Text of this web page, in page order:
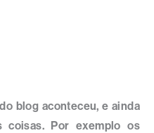
blog aconteceu, e ainda
coisas. Por exemplo os